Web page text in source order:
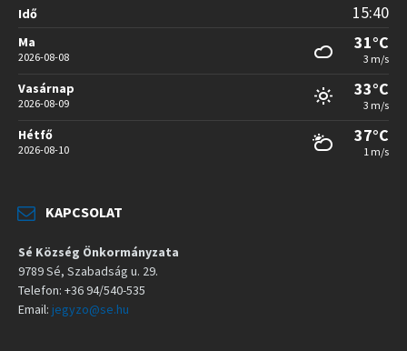
Idő 15:40
Ma
2026-08-08
31°C
3 m/s
Vasárnap
2026-08-09
33°C
3 m/s
Hétfő
2026-08-10
37°C
1 m/s
KAPCSOLAT
Sé Község Önkormányzata
9789 Sé, Szabadság u. 29.
Telefon: +36 94/540-535
Email: jegyzo@se.hu